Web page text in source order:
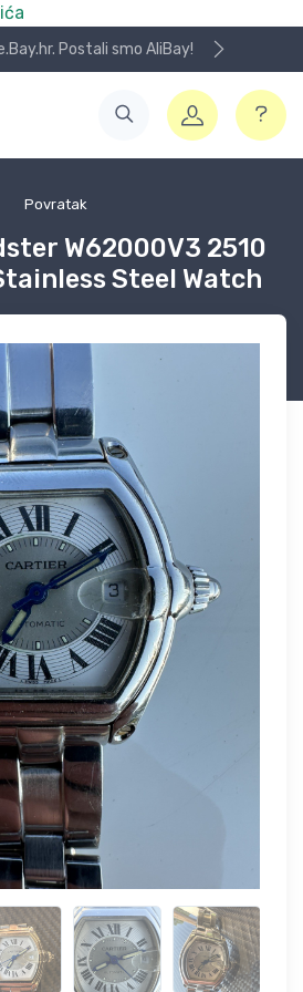
Postali smo AliBay!
Povratak
W62000V3 2510
Steel Watch